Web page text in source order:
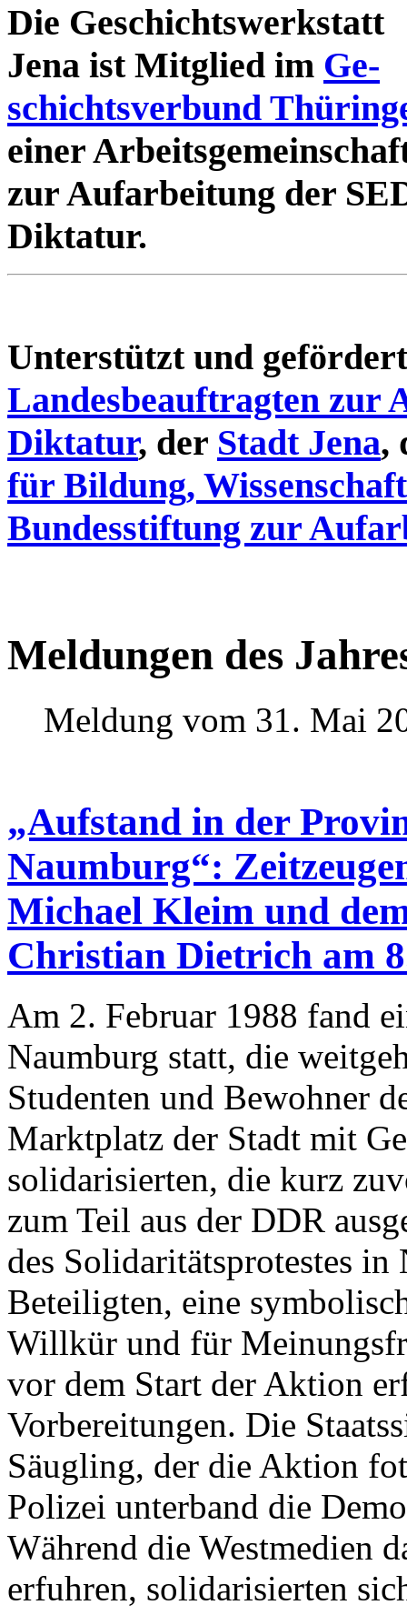
Die Geschichtswerkstatt
Jena ist Mitglied im Ge-
schichtsverbund
einer
zur Aufarbeitung der
Diktatur.
Unterstützt und
Landesbeauftragten zur
Diktatur, der Stadt Jena,
für Bildung,
Bundesstiftung zur
Meldungen des
Meldung vom 31. Mai
„Aufstand in der
Naumburg“:
Michael Kleim und
Christian Dietrich am
Am 2. Februar 1988 fand
Naumburg statt, die
Studenten und Bewohner
Marktplatz der Stadt mit
solidarisierten, die kurz
zum Teil aus der DDR
des Solidaritätsprotestes
Beteiligten, eine
Willkür und für
vor dem Start der Aktion
Vorbereitungen. Die
Säugling, der die Aktion
Polizei unterband die
Während die Westmedien
erfuhren, solidarisierten